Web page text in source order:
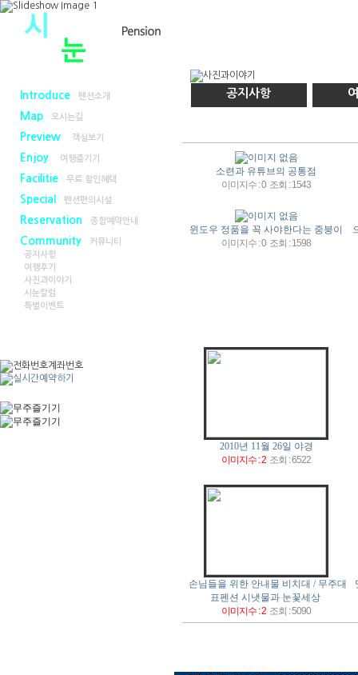
Introduce 펜션소개
Map 오시는길
Preview 객실보기
Enjoy 여행즐기기
Facilitie 무료.할인혜택
Special 펜션편의시설
Reservation 종합예약안내
Community
커뮤니티
공지사항
여행후기
사진과이야기
시눈칼럼
특별이벤트
공지사항
소련과 유튜브의 공통점
이미지수 : 0 조회 : 1543
윈도우 정품을 꼭 사야한다는 중붕이
이미지수 : 0 조회 : 1598
2010년 11월 26일 야경
이미지수 : 2 조회 : 6522
손님들을 위한 안내물 비치대 / 무주대
표펜션 시냇물과 눈꽃세상
이미지수 : 2 조회 : 5090